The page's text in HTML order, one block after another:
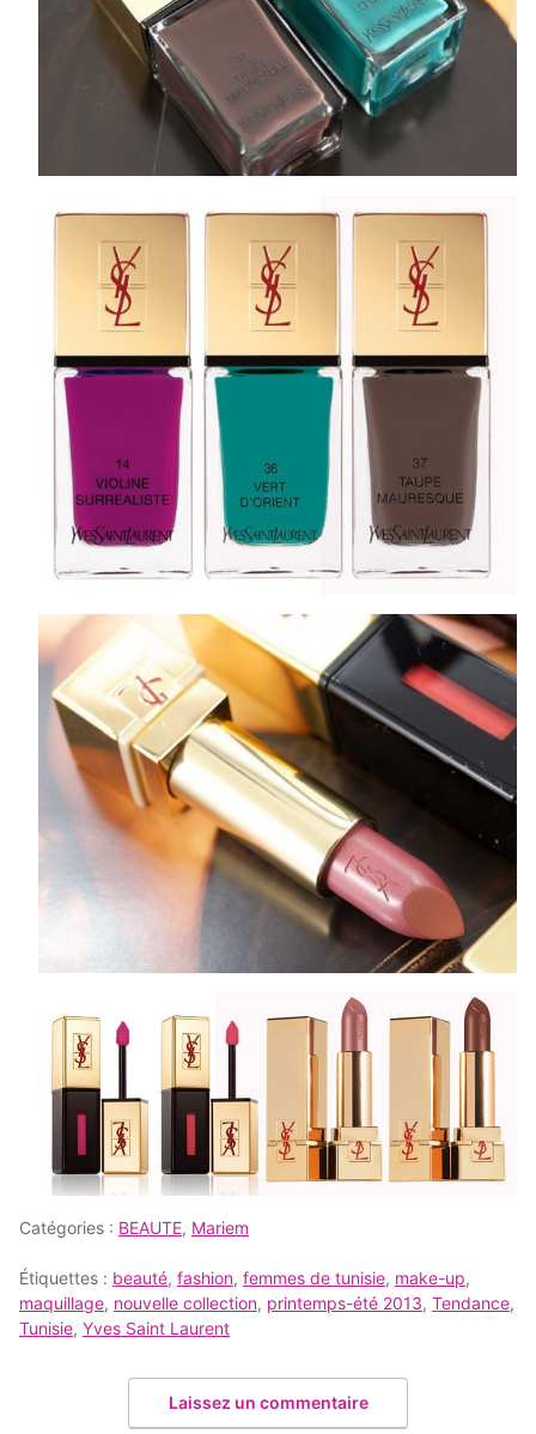
Catégories : BEAUTE, Mariem
Étiquettes : beauté, fashion, femmes de tunisie, make-up,
maquillage, nouvelle collection, printemps-été 2013, Tendance,
Tunisie, Yves Saint Laurent
Laissez un commentaire